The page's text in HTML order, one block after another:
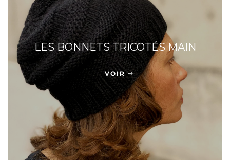
LES BONNETS TRICOTÉS MAIN
VOIR